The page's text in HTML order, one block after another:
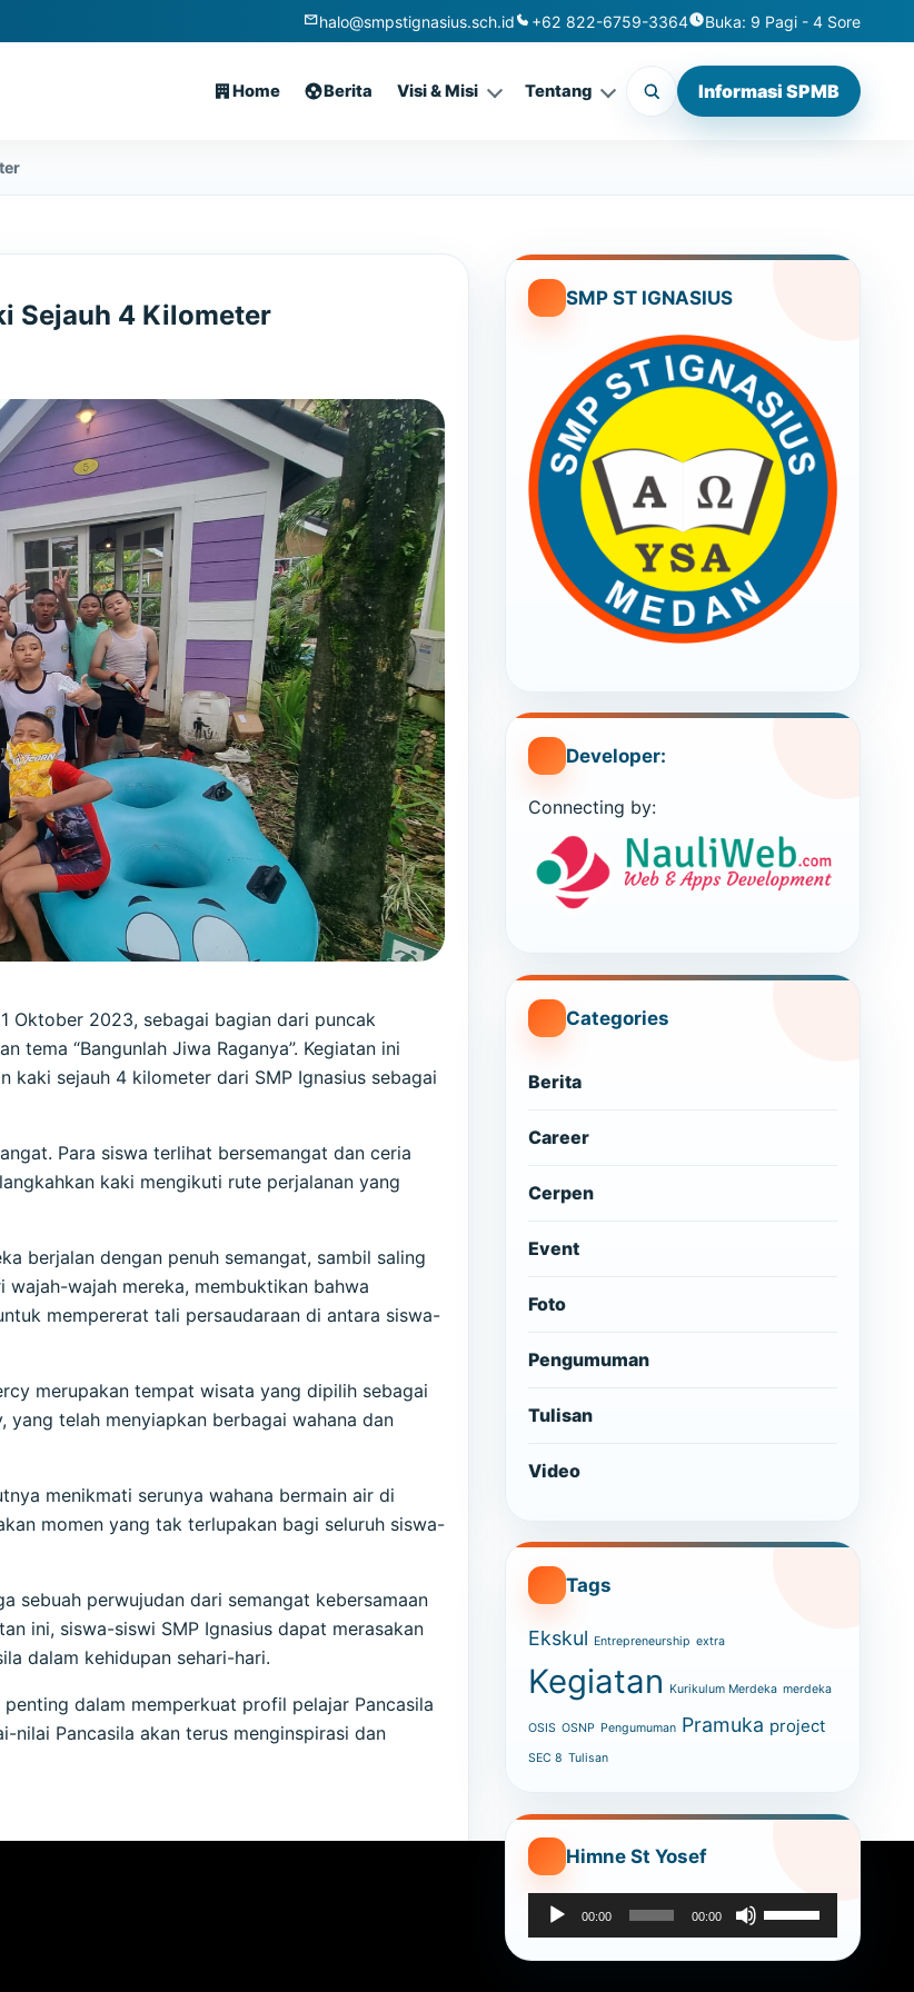
halo@smpstignasius.sch.id +62 822-6759-3364 Buka: 9 Pagi - 4 Sore
Home Berita Visi & Misi Tentang Informasi SPMB
Sejauh 4 Kilometer
Oktober 2023, sebagai bagian dari puncak
tema “Bangunlah Jiwa Raganya”. Kegiatan ini
kaki sejauh 4 kilometer dari SMP Ignasius sebagai
Para siswa terlihat bersemangat dan ceria
kaki mengikuti rute perjalanan yang
berjalan dengan penuh semangat, sambil saling
wajah mereka, membuktikan bahwa
mempererat tali persaudaraan di antara siswa-
merupakan tempat wisata yang dipilih sebagai
yang telah menyiapkan berbagai wahana dan
menikmati serunya wahana bermain air di
momen yang tak terlupakan bagi seluruh siswa-
sebuah perwujudan dari semangat kebersamaan
ini, siswa-siswi SMP Ignasius dapat merasakan
dalam kehidupan sehari-hari.
dalam memperkuat profil pelajar Pancasila
nilai Pancasila akan terus menginspirasi dan
SMP ST IGNASIUS
Developer:
Connecting by:
Categories
Berita
Career
Cerpen
Event
Foto
Pengumuman
Tulisan
Video
Tags
Ekskul Entrepreneurship extra
Kegiatan Kurikulum Merdeka merdeka
OSIS OSNP Pengumuman Pramuka project
SEC 8 Tulisan
Himne St Yosef
Audio
Player
00:00 00:00
Up/Down
Arrow